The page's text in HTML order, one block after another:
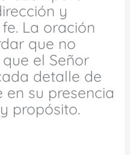
y
La oración
que no
el Señor
detalle de
su presencia
propósito.